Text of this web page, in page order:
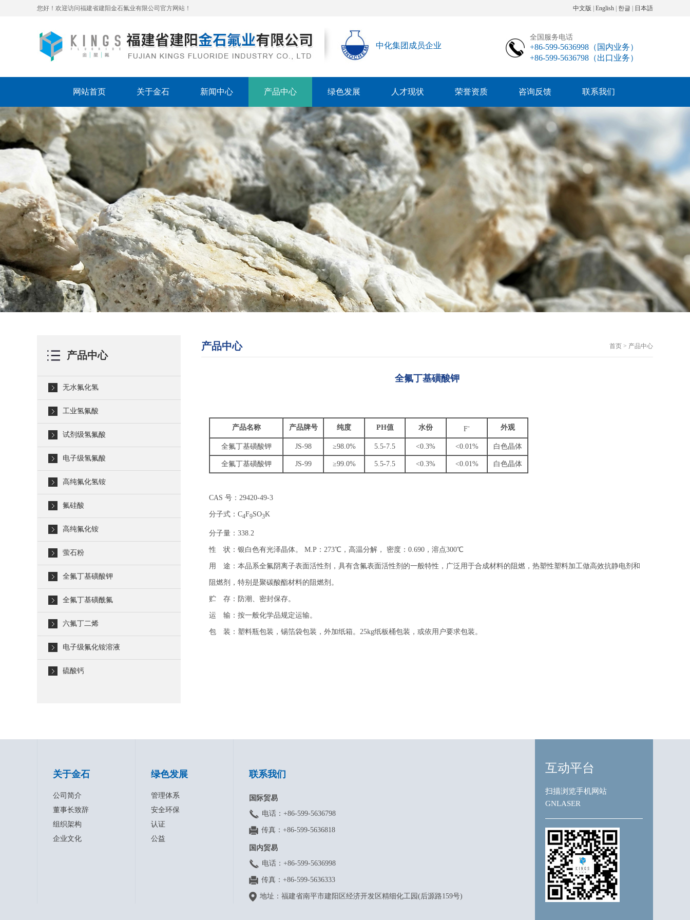
您好！欢迎访问福建省建阳金石氟业有限公司官方网站！ 中文版 English 한글 日本語
中化集团成员企业
全国服务电话
+86-599-5636998（国内业务）
+86-599-5636798（出口业务）
网站首页 关于金石 新闻中心 产品中心 绿色发展 人才现状 荣誉资质 咨询反馈 联系我们
产品中心
无水氟化氢
工业氢氟酸
试剂级氢氟酸
电子级氢氟酸
高纯氟化氢铵
氟硅酸
高纯氟化铵
萤石粉
全氟丁基磺酸钾
全氟丁基磺酰氟
六氟丁二烯
电子级氟化铵溶液
硫酸钙
产品中心 首页 > 产品中心
全氟丁基磺酸钾
产品名称 产品牌号 纯度 PH值 水份 F- 外观
全氟丁基磺酸钾 JS-98 ≥98.0% 5.5-7.5 <0.3% <0.01% 白色晶体
全氟丁基磺酸钾 JS-99 ≥99.0% 5.5-7.5 <0.3% <0.01% 白色晶体
CAS 号：29420-49-3
分子式：C4F9SO3K
分子量：338.2
性 状：银白色有光泽晶体。 M.P：273℃，高温分解， 密度：0.690，溶点300℃
用 途：本品系全氟阴离子表面活性剂，具有含氟表面活性剂的一般特性，广泛用于合成材料的阻燃，热塑性塑料加工做高效抗静电剂和
阻燃剂，特别是聚碳酸酯材料的阻燃剂。
贮 存：防潮、密封保存。
运 输：按一般化学品规定运输。
包 装：塑料瓶包装，锡箔袋包装，外加纸箱。25kg纸板桶包装，或依用户要求包装。
关于金石
公司简介
董事长致辞
组织架构
企业文化
绿色发展
管理体系
安全环保
认证
公益
联系我们
国际贸易
电话：+86-599-5636798
传真：+86-599-5636818
国内贸易
电话：+86-599-5636998
传真：+86-599-5636333
地址：福建省南平市建阳区经济开发区精细化工园(后源路159号)
互动平台
扫描浏览手机网站
GNLASER